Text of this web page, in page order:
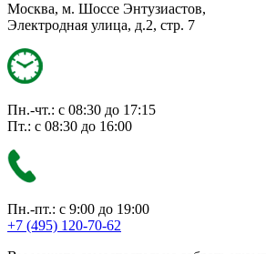
Москва, м. Шоссе Энтузиастов,
Электродная улица, д.2, стр. 7
Пн.-чт.: с 08:30 до 17:15
Пт.: с 08:30 до 16:00
Пн.-пт.: с 9:00 до 19:00
+7 (495) 120-70-62